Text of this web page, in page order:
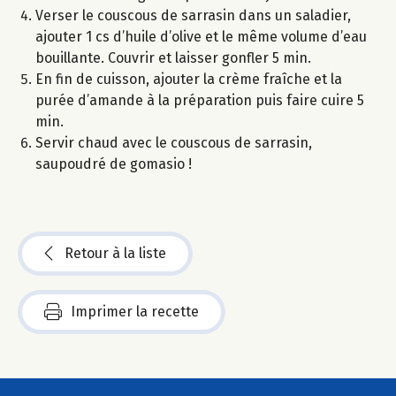
Verser le couscous de sarrasin dans un saladier,
ajouter 1 cs d’huile d’olive et le même volume d’eau
bouillante. Couvrir et laisser gonfler 5 min.
En fin de cuisson, ajouter la crème fraîche et la
purée d’amande à la préparation puis faire cuire 5
min.
Servir chaud avec le couscous de sarrasin,
saupoudré de gomasio !
Retour à la liste
Imprimer la recette